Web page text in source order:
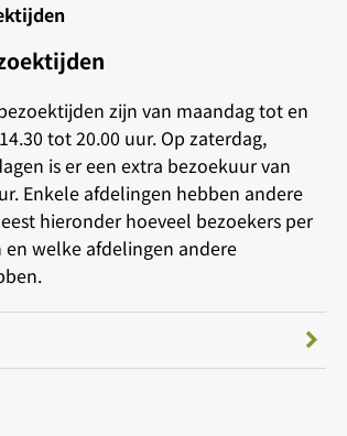
zijn van maandag tot en
tot 20.00 uur. Op zaterdag,
is er een extra bezoekuur van
Enkele afdelingen hebben andere
hieronder hoeveel bezoekers per
welke afdelingen andere